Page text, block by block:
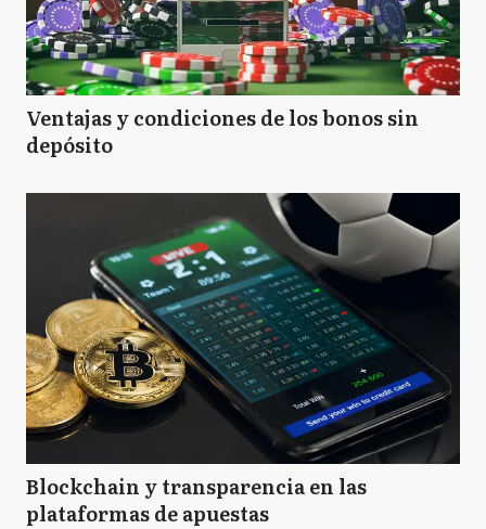
Ventajas y condiciones de los bonos sin
depósito
Blockchain y transparencia en las
plataformas de apuestas